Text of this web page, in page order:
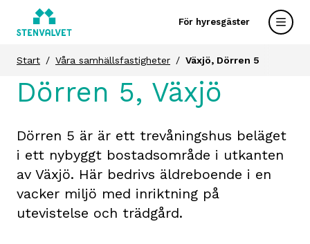
För hyresgäster
Start Våra samhällsfastigheter Växjö, Dörren 5
Dörren 5, Växjö
Dörren 5 är är ett trevåningshus beläget
i ett nybyggt bostadsområde i utkanten
av Växjö. Här bedrivs äldreboende i en
vacker miljö med inriktning på
utevistelse och trädgård.